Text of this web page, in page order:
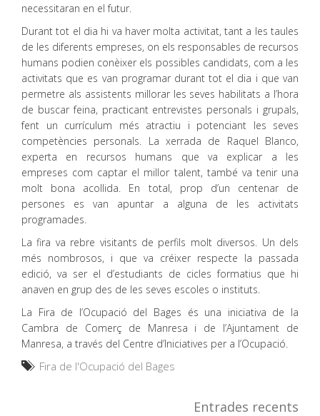
necessitaran en el futur.
Durant tot el dia hi va haver molta activitat, tant a les taules
de les diferents empreses, on els responsables de recursos
humans podien conèixer els possibles candidats, com a les
activitats que es van programar durant tot el dia i que van
permetre als assistents millorar les seves habilitats a l’hora
de buscar feina, practicant entrevistes personals i grupals,
fent un currículum més atractiu i potenciant les seves
competències personals. La xerrada de Raquel Blanco,
experta en recursos humans que va explicar a les
empreses com captar el millor talent, també va tenir una
molt bona acollida. En total, prop d’un centenar de
persones es van apuntar a alguna de les activitats
programades.
La fira va rebre visitants de perfils molt diversos. Un dels
més nombrosos, i que va créixer respecte la passada
edició, va ser el d’estudiants de cicles formatius que hi
anaven en grup des de les seves escoles o instituts.
La Fira de l’Ocupació del Bages és una iniciativa de la
Cambra de Comerç de Manresa i de l’Ajuntament de
Manresa, a través del Centre d’Iniciatives per a l’Ocupació.
Fira de l'Ocupació del Bages
Entrades recents